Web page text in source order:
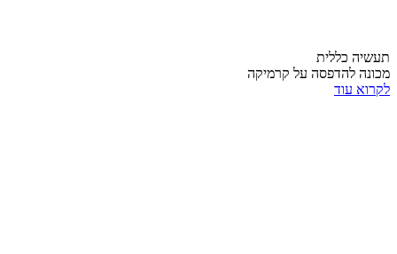
תעשיה כללית
מכונה להדפסה על קרמיקה
לקרוא עוד